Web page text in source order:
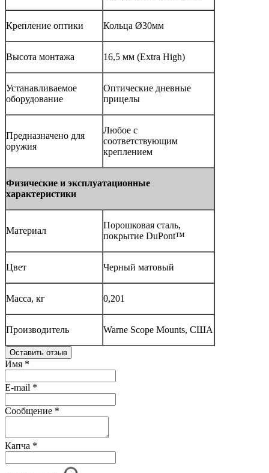
Крепление оптики Кольца Ø30мм
Высота монтажа 16,5 мм (Extra High)
Устанавливаемое
оборудование
Оптические дневные
прицелы
Предназначено для
оружия
Любое с
соответствующим
креплением
Физические и эксплуатационные
характеристики
Материал
Порошковая сталь,
покрытие DuPont™
Цвет Черный матовый
Масса, кг 0,201
Производитель Warne Scope Mounts, США
Оставить отзыв
Имя *
E-mail *
Сообщение *
Капча *